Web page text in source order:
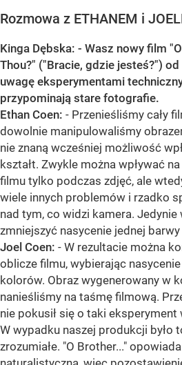
Rozmowa z ETHANEM i
Kinga Dębska: - Wasz nowy film
Thou?" ("Bracie, gdzie jesteś?")
uwagę eksperymentami
przypominają stare fotografie.
Ethan Coen: - Przenieśliśmy cały
dowolnie manipulowaliśmy
nie znaną wcześniej możliwość
kształt. Zwykle można wpływać
filmu tylko podczas zdjęć, ale
wiele innych problemów i rzadko
nad tym, co widzi kamera.
zmniejszyć nasycenie jednej
Joel Coen: - W rezultacie można
oblicze filmu, wybierając
kolorów. Obraz wygenerowany w
nanieśliśmy na taśmę filmową.
nie pokusił się o taki eksperyment
W wypadku naszej produkcji było
zrozumiałe. "O Brother..."